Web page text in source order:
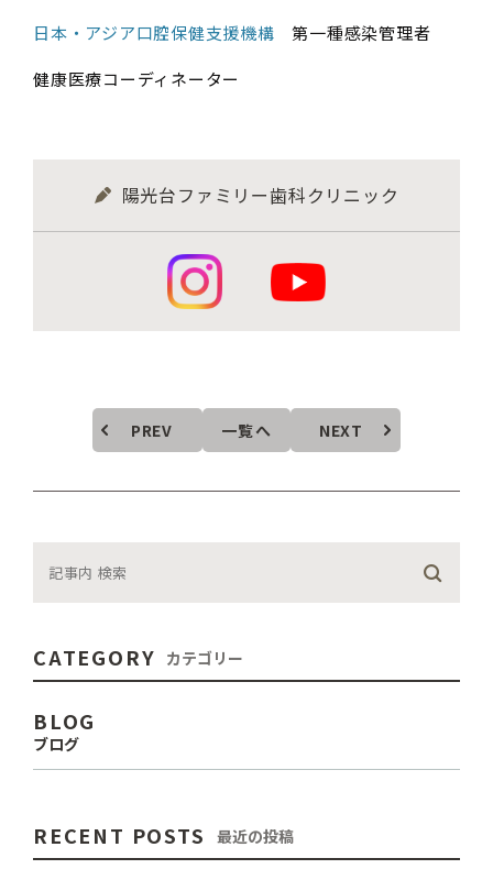
日本・アジア口腔保健支援機構 第一種感染管理者
健康医療コーディネーター
陽光台ファミリー歯科クリニック
PREV 一覧へ NEXT
CATEGORY カテゴリー
BLOG
ブログ
RECENT POSTS 最近の投稿